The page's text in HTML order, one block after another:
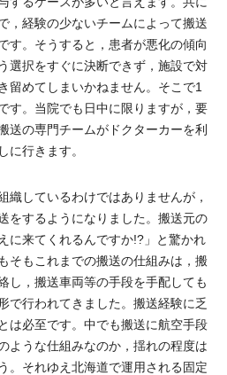
，経験の少ないチームによって搬送
す。そうすると，患者が悪化の傾向
選択をすぐに決断できず，施設で対
留めてしまいかねません。そこで1
す。当院でも日中に限りますが，要
送の専門チームがドクターカーを利
に行きます。
しているわけではありませんが，
をするようになりました。搬送元の
に来てくれるんですか!?」と驚かれ
そもこれまでの搬送の仕組みは，搬
し，搬送車両等の手段を手配しても
で行われてきました。搬送経験に乏
は必至です。中でも搬送に航空手段
ような仕組みなのか，揺れの程度は
。それゆえ北海道で運用される固定